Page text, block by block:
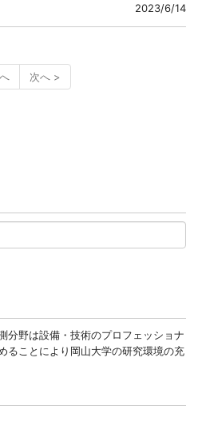
2023/6/14
次へ >
野は設備・技術のプロフェッショナ
ることにより岡山大学の研究環境の充